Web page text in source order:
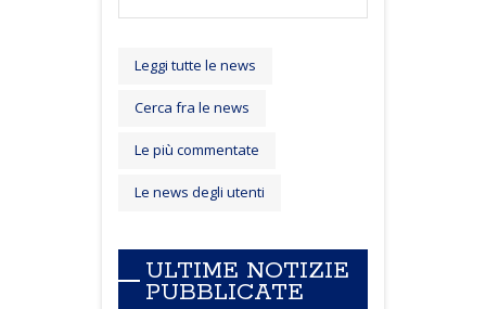
Leggi tutte le news
Cerca fra le news
Le più commentate
Le news degli utenti
ULTIME NOTIZIE
PUBBLICATE